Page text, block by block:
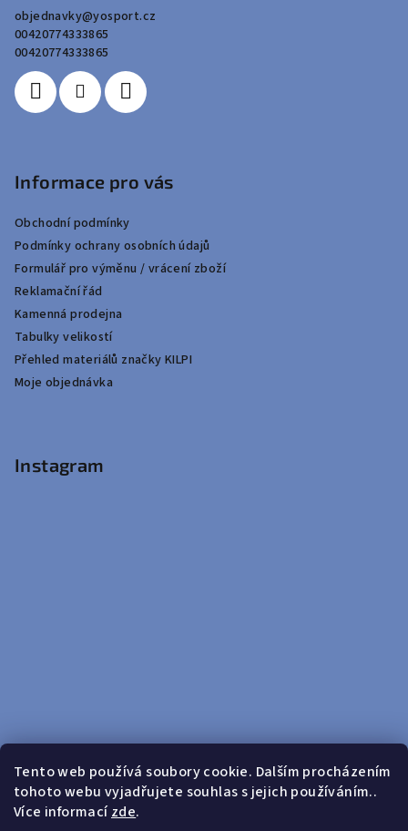
Tento web používá soubory cookie. Dalším procházením
tohoto webu vyjadřujete souhlas s jejich používáním..
Více informacízde.
objednavky@yosport.cz
00420774333865
00420774333865
Informace pro vás
Obchodní podmínky
Podmínky ochrany osobních údajů
Formulář pro výměnu / vrácení zboží
Reklamační řád
Kamenná prodejna
Tabulky velikostí
Přehled materiálů značky KILPI
Moje objednávka
Instagram
Sledovat na Instagramu